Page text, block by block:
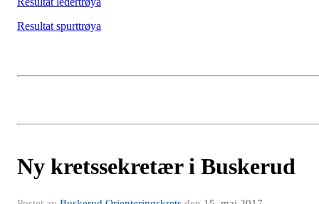
Resultat spurttrøya
Ny kretssekretær i Buskerud